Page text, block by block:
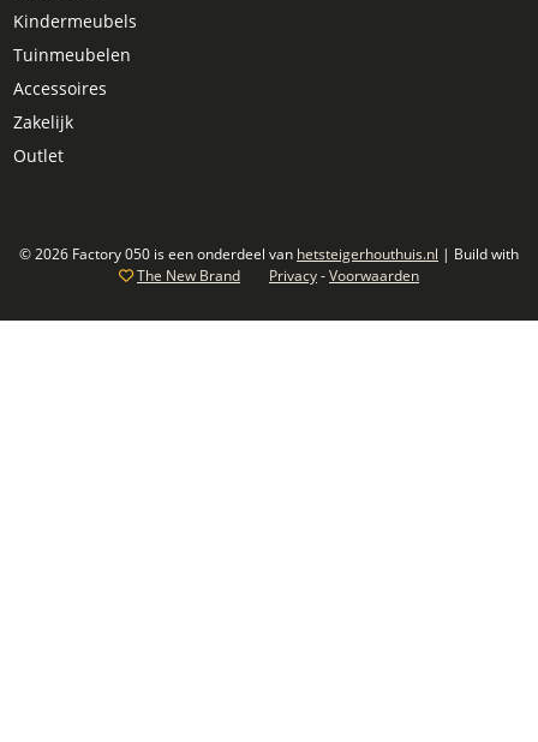
Kindermeubels
Tuinmeubelen
Accessoires
Zakelijk
Outlet
© 2026 Factory 050 is een onderdeel van hetsteigerhouthuis.nl | Build with
The New Brand
Privacy-Voorwaarden